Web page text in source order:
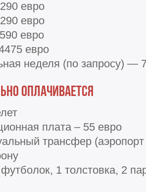
евро
евро
евро
евро
неделя (по запросу) —
оплачивается
плата – 55 евро
трансфер
1 толстовка, 2